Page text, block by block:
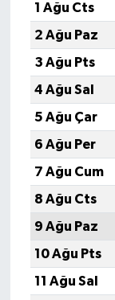
1 Ağu Cts
2 Ağu Paz
3 Ağu Pts
4 Ağu Sal
5 Ağu Çar
6 Ağu Per
7 Ağu Cum
8 Ağu Cts
9 Ağu Paz
10 Ağu Pts
11 Ağu Sal